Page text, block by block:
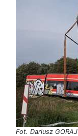
Fot. Dariusz